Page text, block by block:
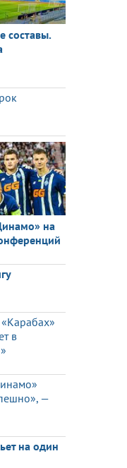
составы.
на
в
—
на один